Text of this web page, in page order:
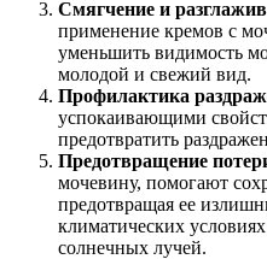
Смягчение и
применение кремов с
уменьшить видимость
молодой и свежий вид.
Профилактика
успокаивающими
предотвратить
Предотвращение
мочевину, помогают
предотвращая ее
климатических
солнечных лучей.